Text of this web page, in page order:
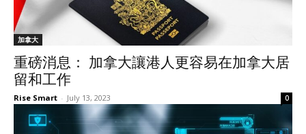
加拿大
重磅消息： 加拿大讓港人更容易在加拿大居
留和工作
Rise Smart - July 13, 2023 0